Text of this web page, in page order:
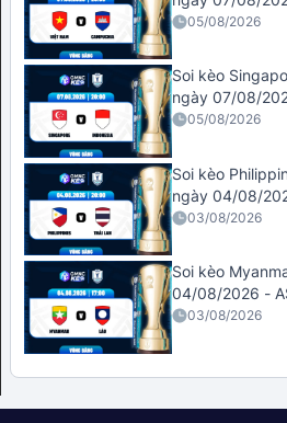
05/08/2026
Soi kèo
ngày 07/08/
05/08/2026
Soi kèo
ngày 04/08/
03/08/2026
Soi kèo
04/08/2026 -
03/08/2026